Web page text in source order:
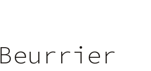
Beurrier